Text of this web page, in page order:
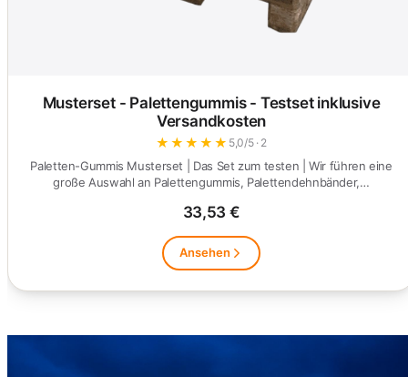
Musterset - Palettengummis - Testset inklusive
Versandkosten
★ ★ ★ ★ ★ 5,0/5 · 2
Paletten-Gummis Musterset | Das Set zum testen | Wir führen eine
große Auswahl an Palettengummis, Palettendehnbänder,…
33,53 €
Ansehen